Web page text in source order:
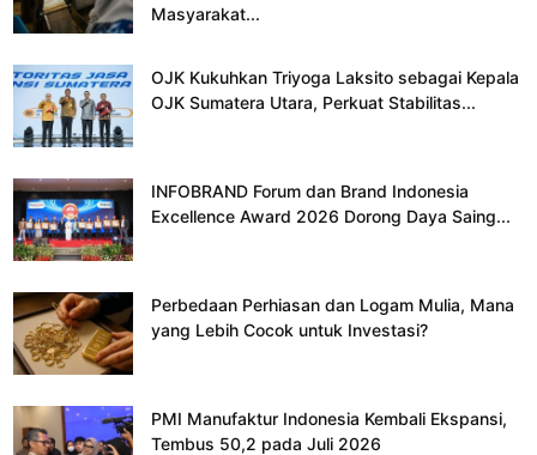
Masyarakat...
OJK Kukuhkan Triyoga Laksito sebagai Kepala
OJK Sumatera Utara, Perkuat Stabilitas...
INFOBRAND Forum dan Brand Indonesia
Excellence Award 2026 Dorong Daya Saing...
Perbedaan Perhiasan dan Logam Mulia, Mana
yang Lebih Cocok untuk Investasi?
PMI Manufaktur Indonesia Kembali Ekspansi,
Tembus 50,2 pada Juli 2026